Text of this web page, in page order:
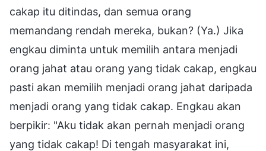
cakap itu ditindas, dan semua orang
memandang rendah mereka, bukan? (Ya.) Jika
engkau diminta untuk memilih antara menjadi
orang jahat atau orang yang tidak cakap, engkau
pasti akan memilih menjadi orang jahat daripada
menjadi orang yang tidak cakap. Engkau akan
berpikir: "Aku tidak akan pernah menjadi orang
yang tidak cakap! Di tengah masyarakat ini,